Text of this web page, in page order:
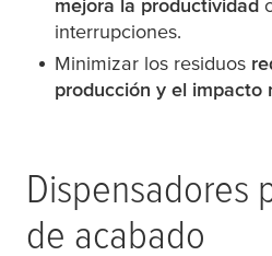
mejora la productividad
interrupciones.
Minimizar los residuos
producción y el impacto
Dispensadores
de acabado